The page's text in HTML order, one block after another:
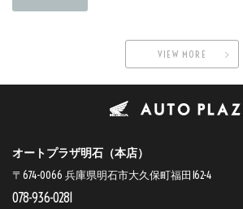
VIEW MORE
オートプラザ明石（本店）
〒674-0066 兵庫県明石市大久保町福田162-4
078-936-0281